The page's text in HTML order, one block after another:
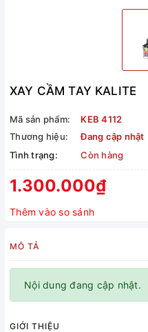
XAY CẦM TAY KALITE
Mã sản phẩm:
KEB 4112
Thương hiệu:
Đang cập nhật
Tình trạng:
Còn hàng
1.300.000₫
Thêm vào so sánh
MÔ TẢ
Nội dung đang cập nhật.
GIỚI THIỆU